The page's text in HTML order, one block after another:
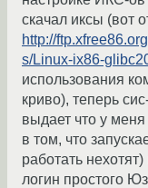
скачал иксы (вот
http://
s/Linux-ix86-
использования
криво), теперь
выдает что у
в том, что
работать
логин простого